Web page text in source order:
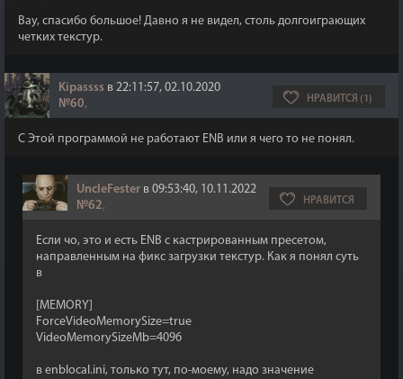
Вау, спасибо большое! Давно я не видел, столь долгоиграющих
четких текстур.
Kipassss в 22:11:57, 02.10.2020
№60, НРАВИТСЯ (1)
С Этой программой не работают ENB или я чего то не понял.
UncleFester в 09:53:40, 10.11.2022
№62, НРАВИТСЯ
Если чо, это и есть ENB с кастрированным пресетом,
направленным на фикс загрузки текстур. Как я понял суть
в
[MEMORY]
ForceVideoMemorySize=true
VideoMemorySizeMb=4096
в enblocal.ini, только тут, по-моему, надо значение